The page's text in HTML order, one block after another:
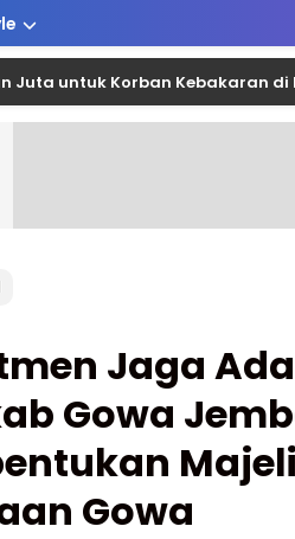
Korban Kebakaran di Limboro
Jaga
Gowa
Gowa